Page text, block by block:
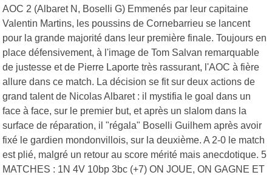
AOC 2 (Albaret N, Boselli G) Emmenés par leur capitaine
Valentin Martins, les poussins de Cornebarrieu se lancent
pour la grande majorité dans leur première finale. Toujours en
place défensivement, à l'image de Tom Salvan remarquable
de justesse et de Pierre Laporte très rassurant, l'AOC à fière
allure dans ce match. La décision se fit sur deux actions de
grand talent de Nicolas Albaret : il mystifia le goal dans un
face à face, sur le premier but, et après un slalom dans la
surface de réparation, il "régala" Boselli Guilhem après avoir
fixé le gardien mondonvillois, sur la deuxième. A 2-0 le match
est plié, malgré un retour au score mérité mais anecdotique. 5
MATCHES : 1N 4V 10bp 3bc (+7) ON JOUE, ON GAGNE ET